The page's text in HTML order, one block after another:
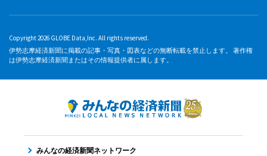
Copyright 2026 GLOBE Data,Inc. All rights reserved.
伊勢志摩経済新聞に掲載の記事・写真・図表などの無断転載を禁止します。 著作権
は伊勢志摩経済新聞またはその情報提供者に属します。
みんなの経済新聞ネットワーク